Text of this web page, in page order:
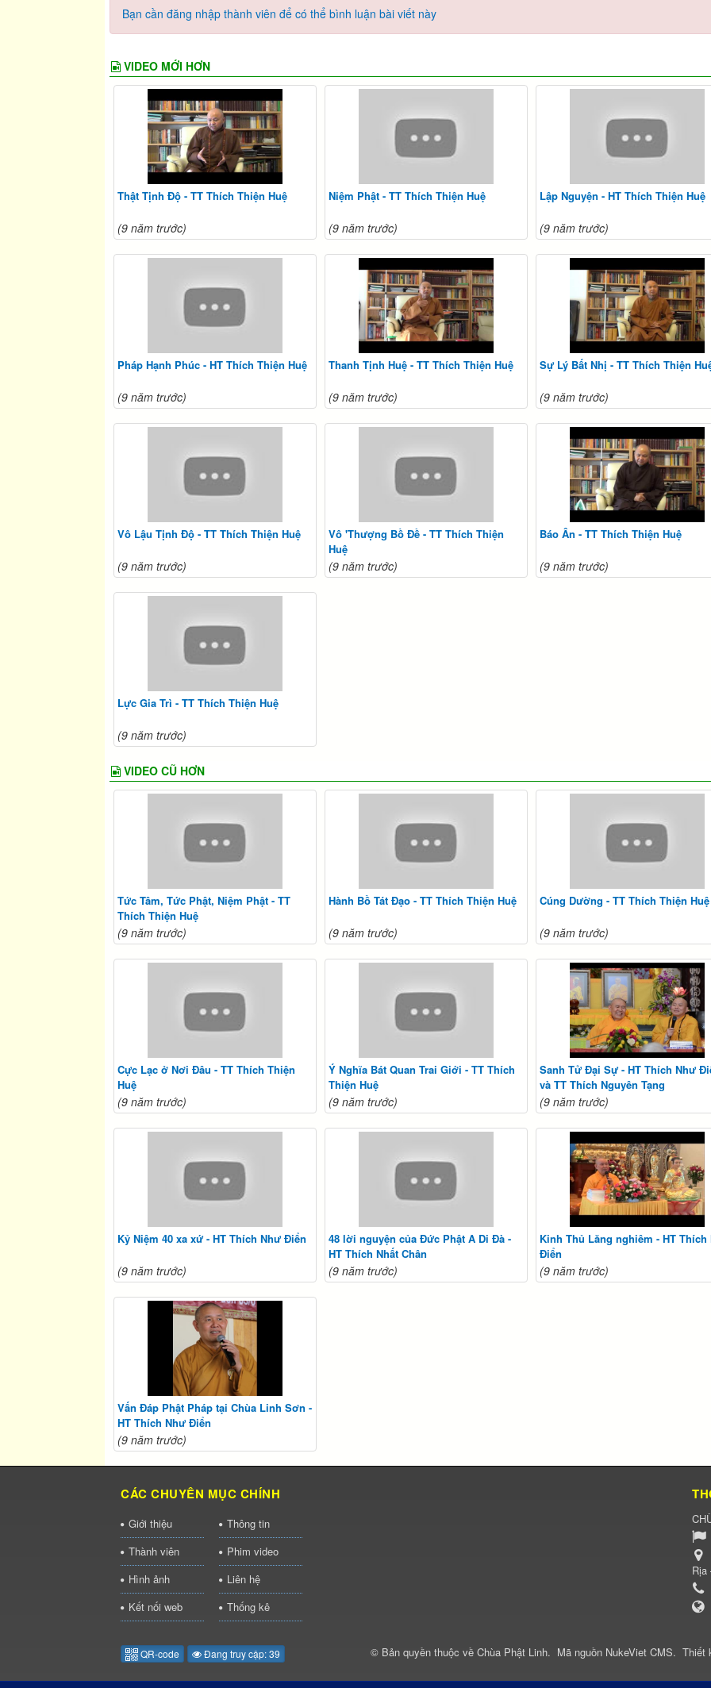
Bạn cần đăng nhập thành viên để có thể bình luận bài viết này
VIDEO MỚI HƠN
Thật Tịnh Độ - TT Thích Thiện Huệ
(9 năm trước)
Niệm Phật - TT Thích Thiện Huệ
(9 năm trước)
Lập Nguyện - HT Thích Thiện Huệ
(9 năm trước)
Pháp Hạnh Phúc - HT Thích Thiện Huệ
(9 năm trước)
Thanh Tịnh Huệ - TT Thích Thiện Huệ
(9 năm trước)
Sự Lý Bất Nhị - TT Thích Thiện
(9 năm trước)
Vô Lậu Tịnh Độ - TT Thích Thiện Huệ
(9 năm trước)
Vô 'Thượng Bồ Đề - TT Thích Thiện
Huệ
(9 năm trước)
Báo Ân - TT Thích Thiện Huệ
(9 năm trước)
Lực Gia Trì - TT Thích Thiện Huệ
(9 năm trước)
VIDEO CŨ HƠN
Tức Tâm, Tức Phật, Niệm Phật - TT
Thích Thiện Huệ
(9 năm trước)
Hành Bồ Tát Đạo - TT Thích Thiện Huệ
(9 năm trước)
Cúng Dường - TT Thích Thiện Huệ
(9 năm trước)
Cực Lạc ở Nơi Đâu - TT Thích Thiện
Huệ
(9 năm trước)
Ý Nghĩa Bát Quan Trai Giới - TT Thích
Thiện Huệ
(9 năm trước)
Sanh Tử Đại Sự - HT Thích Như
và TT Thích Nguyên Tạng
(9 năm trước)
Kỷ Niệm 40 xa xứ - HT Thích Như Điển
(9 năm trước)
48 lời nguyện của Đức Phật A Di Đà -
HT Thích Nhất Chân
(9 năm trước)
Kinh Thủ Lăng nghiêm - HT Thích
Điển
(9 năm trước)
Vấn Đáp Phật Pháp tại Chùa Linh Sơn -
HT Thích Như Điển
(9 năm trước)
CÁC CHUYÊN MỤC CHÍNH
Giới thiệu
Thông tin
Thành viên
Phim video
Hình ảnh
Liên hệ
Kết nối web
Thống kê
Rịa
QR-code Đang truy cập: 39 © Bản quyền thuộc về Chùa Phật Linh. Mã nguồn NukeViet CMS. Thiết